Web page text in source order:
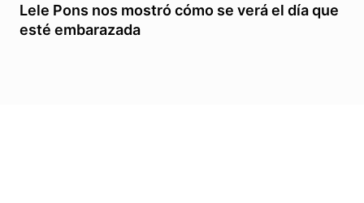
Lele Pons nos mostró cómo se verá el día que
esté embarazada